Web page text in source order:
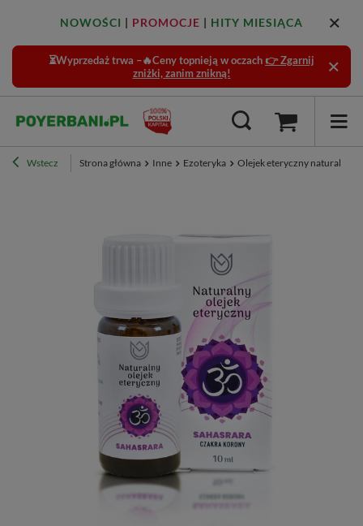
NOWOŚCI | PROMOCJE | HITY MIESIĄCA
⏳Wyprzedaż trwa –🔥Ceny topnieją w oczach 👉 Zgarnij
zniżki, zanim znikną!
Wstecz Strona główna Inne Ezoteryka Olejek eteryczny naturalny –